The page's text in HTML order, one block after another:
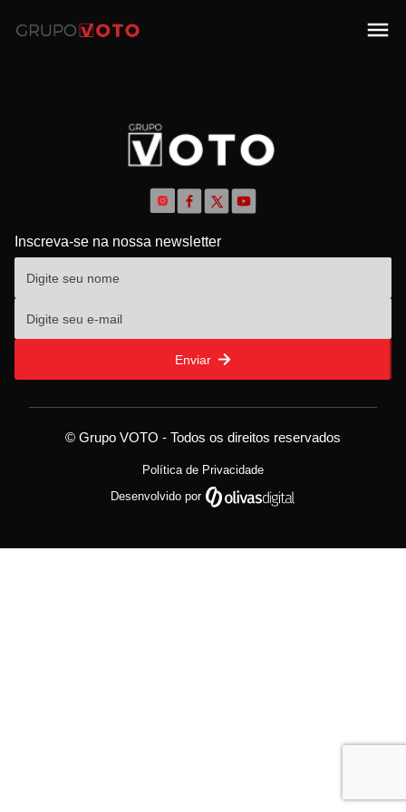
Inscreva-se na nossa newsletter
Enviar
© Grupo VOTO - Todos os direitos reservados
Política de Privacidade
Desenvolvido por